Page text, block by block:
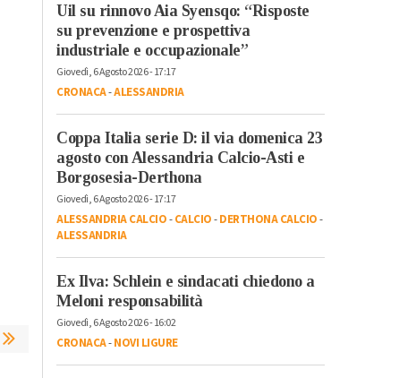
Uil su rinnovo Aia Syensqo: “Risposte
su prevenzione e prospettiva
industriale e occupazionale”
Giovedì, 6 Agosto 2026 - 17:17
CRONACA-ALESSANDRIA
Coppa Italia serie D: il via domenica 23
agosto con Alessandria Calcio-Asti e
Borgosesia-Derthona
Giovedì, 6 Agosto 2026 - 17:17
ALESSANDRIA CALCIO-CALCIO-DERTHONA CALCIO-
ALESSANDRIA
Ex Ilva: Schlein e sindacati chiedono a
Meloni responsabilità
Giovedì, 6 Agosto 2026 - 16:02
CRONACA-NOVI LIGURE